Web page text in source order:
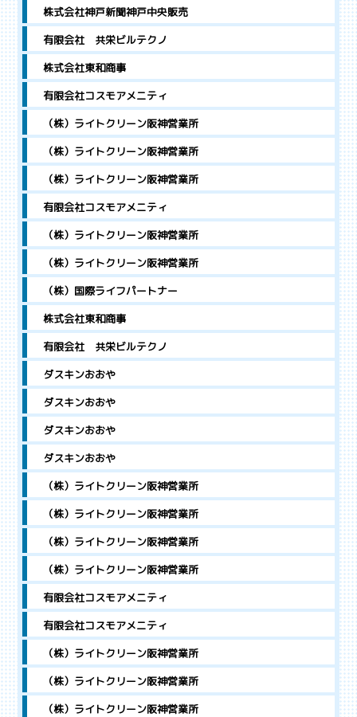
株式会社神戸新聞神戸中央販売
有限会社 共栄ビルテクノ
株式会社東和商事
有限会社コスモアメニティ
（株）ライトクリーン阪神営業所
（株）ライトクリーン阪神営業所
（株）ライトクリーン阪神営業所
有限会社コスモアメニティ
（株）ライトクリーン阪神営業所
（株）ライトクリーン阪神営業所
（株）国際ライフパートナー
株式会社東和商事
有限会社 共栄ビルテクノ
ダスキンおおや
ダスキンおおや
ダスキンおおや
ダスキンおおや
（株）ライトクリーン阪神営業所
（株）ライトクリーン阪神営業所
（株）ライトクリーン阪神営業所
（株）ライトクリーン阪神営業所
有限会社コスモアメニティ
有限会社コスモアメニティ
（株）ライトクリーン阪神営業所
（株）ライトクリーン阪神営業所
（株）ライトクリーン阪神営業所